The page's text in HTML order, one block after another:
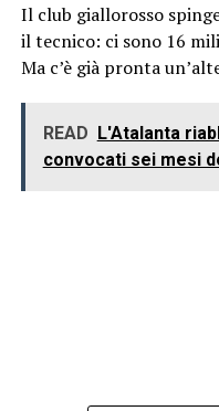
Il club giallorosso
il tecnico: ci sono 16
Ma c’è già pronta
READ L'Atalanta
convocati sei mesi